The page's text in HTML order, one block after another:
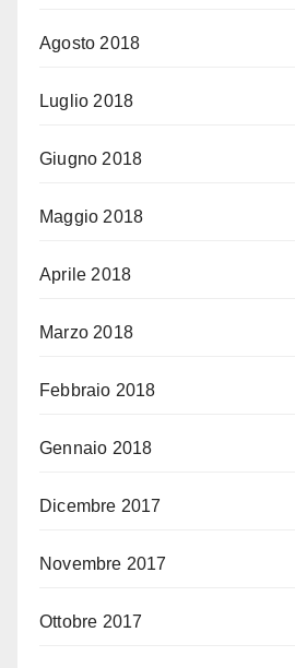
Agosto 2018
Luglio 2018
Giugno 2018
Maggio 2018
Aprile 2018
Marzo 2018
Febbraio 2018
Gennaio 2018
Dicembre 2017
Novembre 2017
Ottobre 2017